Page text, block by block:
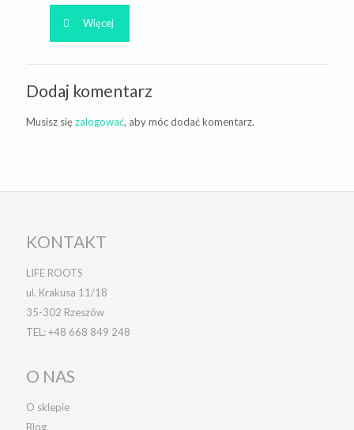
Więcej
Dodaj komentarz
Musisz sięzalogować, aby móc dodać komentarz.
KONTAKT
LIFE ROOTS
ul. Krakusa 11/18
35-302 Rzeszów
TEL:+48 668 849 248
O NAS
O sklepie
Blog